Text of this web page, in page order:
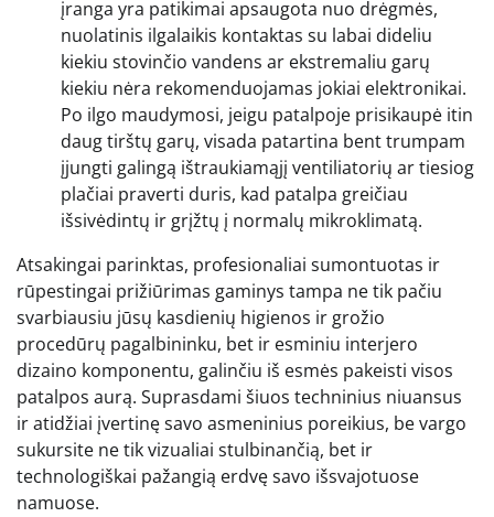
įranga yra patikimai apsaugota nuo drėgmės,
nuolatinis ilgalaikis kontaktas su labai dideliu
kiekiu stovinčio vandens ar ekstremaliu garų
kiekiu nėra rekomenduojamas jokiai elektronikai.
Po ilgo maudymosi, jeigu patalpoje prisikaupė itin
daug tirštų garų, visada patartina bent trumpam
įjungti galingą ištraukiamąjį ventiliatorių ar tiesiog
plačiai praverti duris, kad patalpa greičiau
išsivėdintų ir grįžtų į normalų mikroklimatą.
Atsakingai parinktas, profesionaliai sumontuotas ir
rūpestingai prižiūrimas gaminys tampa ne tik pačiu
svarbiausiu jūsų kasdienių higienos ir grožio
procedūrų pagalbininku, bet ir esminiu interjero
dizaino komponentu, galinčiu iš esmės pakeisti visos
patalpos aurą. Suprasdami šiuos techninius niuansus
ir atidžiai įvertinę savo asmeninius poreikius, be vargo
sukursite ne tik vizualiai stulbinančią, bet ir
technologiškai pažangią erdvę savo išsvajotuose
namuose.